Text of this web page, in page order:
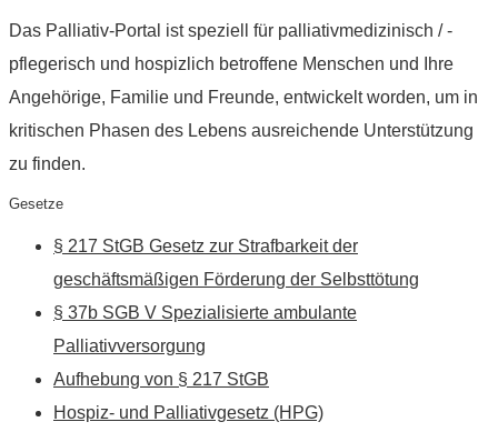
Das Palliativ-Portal ist speziell für palliativmedizinisch / -
pflegerisch und hospizlich betroffene Menschen und Ihre
Angehörige, Familie und Freunde, entwickelt worden, um in
kritischen Phasen des Lebens ausreichende Unterstützung
zu finden.
Gesetze
§ 217 StGB Gesetz zur Strafbarkeit der
geschäftsmäßigen Förderung der Selbsttötung
§ 37b SGB V Spezialisierte ambulante
Palliativversorgung
Aufhebung von § 217 StGB
Hospiz- und Palliativgesetz (HPG)